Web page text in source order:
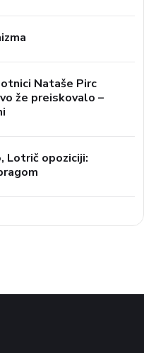
Nataše Pirc
že preiskovalo –
Lotrič opoziciji: